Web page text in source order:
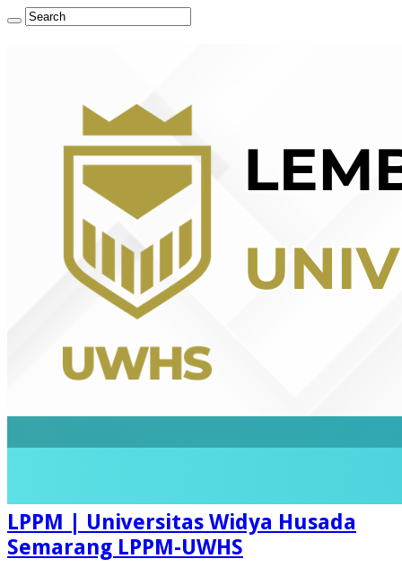
LPPM | Universitas Widya Husada
Semarang LPPM-UWHS